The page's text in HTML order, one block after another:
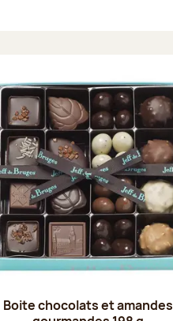
Boite chocolats et amandes